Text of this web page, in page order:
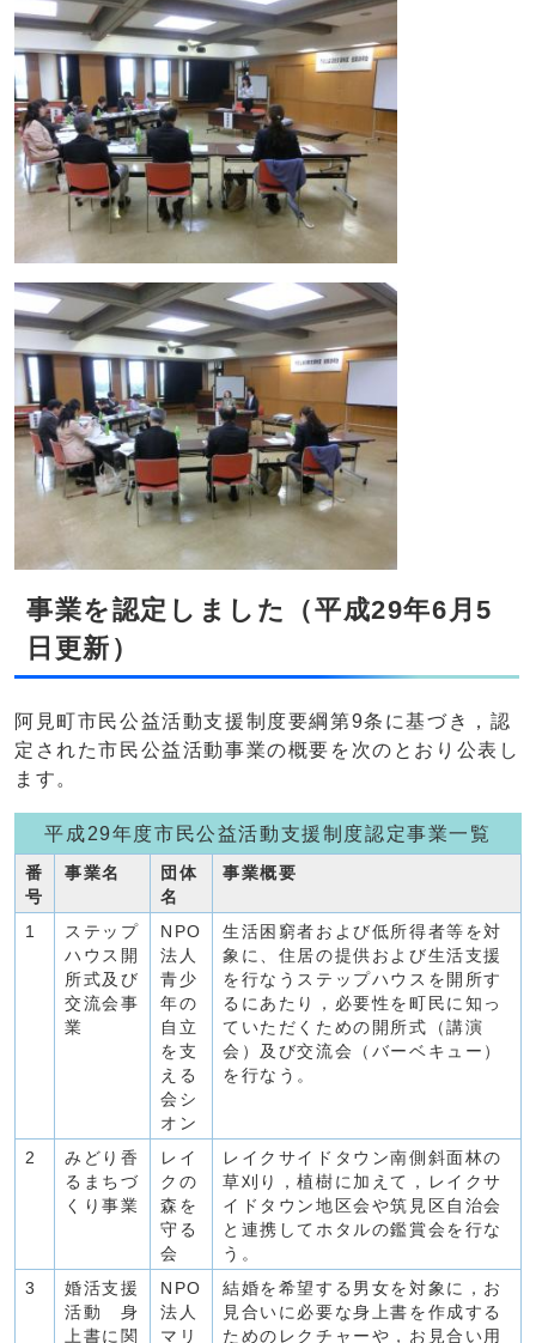
事業を認定しました（平成29年6月5
日更新）
阿見町市民公益活動支援制度要綱第9条に基づき，認
定された市民公益活動事業の概要を次のとおり公表し
ます。
平成29年度市民公益活動支援制度認定事業一覧
番
号
事業名
団体
名
事業概要
1
ステップ
ハウス開
所式及び
交流会事
業
NPO
法人
青少
年の
自立
を支
える
会シ
オン
生活困窮者および低所得者等を対
象に、住居の提供および生活支援
を行なうステップハウスを開所す
るにあたり，必要性を町民に知っ
ていただくための開所式（講演
会）及び交流会（バーベキュー）
を行なう。
2
みどり香
るまちづ
くり事業
レイ
クの
森を
守る
会
レイクサイドタウン南側斜面林の
草刈り，植樹に加えて，レイクサ
イドタウン地区会や筑見区自治会
と連携してホタルの鑑賞会を行な
う。
3
婚活支援
活動 身
上書に関
NPO
法人
マリ
結婚を希望する男女を対象に，お
見合いに必要な身上書を作成する
ためのレクチャーや，お見合い用